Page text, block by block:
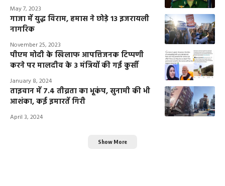
May 7, 2023
गाजा में युद्ध विराम, हमास ने छोड़े 13 इजरायली
नागरिक
November 25, 2023
पीएम मोदी के खिलाफ आपत्तिजनक टिप्पणी
करने पर मालदीव के 3 मंत्रियों की गई कुर्सी
January 8, 2024
ताइवान में 7.4 तीव्रता का भूकंप, सुनामी की भी
आशंका, कई इमारतें गिरी
April 3, 2024
Show More